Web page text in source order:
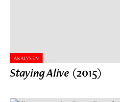
ANALYSEN
Staying Alive (2015)